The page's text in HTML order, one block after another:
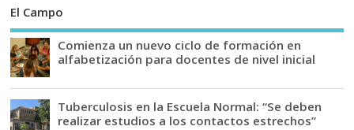
El Campo
Comienza un nuevo ciclo de formación en
alfabetización para docentes de nivel inicial
Tuberculosis en la Escuela Normal: “Se deben
realizar estudios a los contactos estrechos”